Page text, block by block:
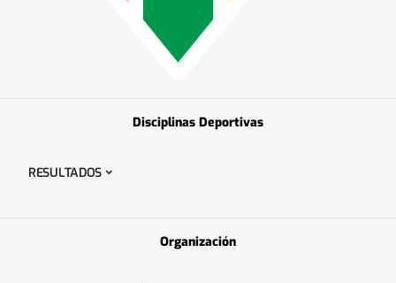
Disciplinas Deportivas
RESULTADOS
Organización